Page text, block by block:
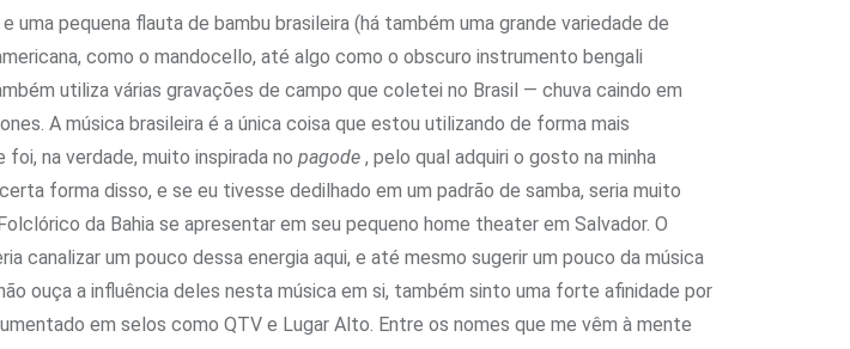
pequena flauta de bambu brasileira (há também uma grande variedade de
como o mandocello, até algo como o obscuro instrumento bengali
utiliza várias gravações de campo que coletei no Brasil — chuva caindo em
A música brasileira é a única coisa que estou utilizando de forma mais
na verdade, muito inspirada no pagode , pelo qual adquiri o gosto na minha
forma disso, e se eu tivesse dedilhado em um padrão de samba, seria muito
da Bahia se apresentar em seu pequeno home theater em Salvador. O
canalizar um pouco dessa energia aqui, e até mesmo sugerir um pouco da música
ouça a influência deles nesta música em si, também sinto uma forte afinidade por
em selos como QTV e Lugar Alto. Entre os nomes que me vêm à mente